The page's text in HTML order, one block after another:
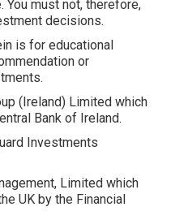
You must not, therefore,
decisions.
is for educational
or
(Ireland) Limited which
Bank of Ireland.
Investments
Limited which
UK by the Financial